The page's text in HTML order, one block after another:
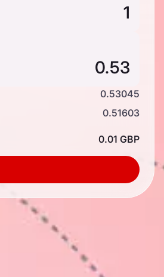
0.53045
0.51603
0.01 GBP